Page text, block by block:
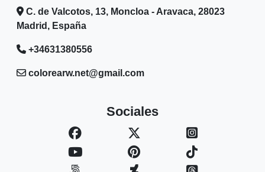
C. de Valcotos, 13, Moncloa - Aravaca, 28023
Madrid, España
+34631380556
colorearw.net@gmail.com
Sociales